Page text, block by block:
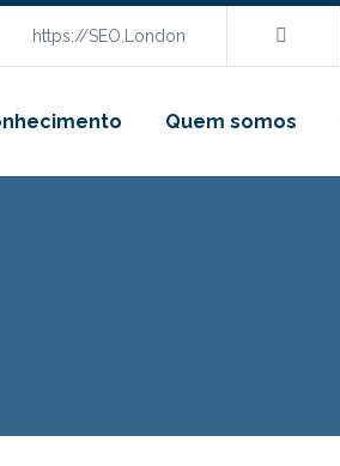
https://SEO.London
Quem somos